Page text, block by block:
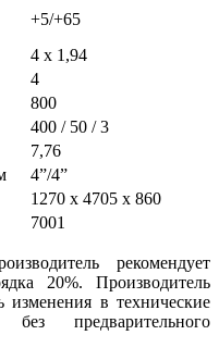
+5/+65
4 х 1,94
4
800
400 / 50 / 3
7,76
4”/4”
1270 х 4705 х 860
7001
рекомендует
20%. Производитель
изменения в технические
без предварительного